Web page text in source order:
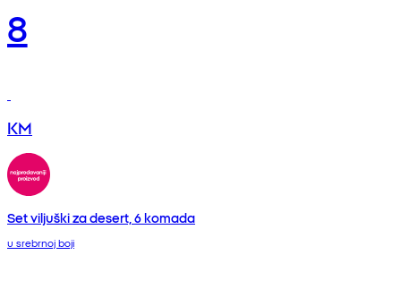
8
KM
Set viljuški za desert, 6 komada
u srebrnoj boji